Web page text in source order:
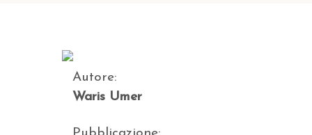
Autore:
Waris Umer